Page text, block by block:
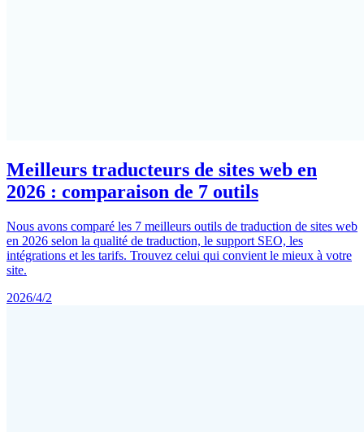
Meilleurs traducteurs de sites web en
2026 : comparaison de 7 outils
Nous avons comparé les 7 meilleurs outils de traduction de sites web
en 2026 selon la qualité de traduction, le support SEO, les
intégrations et les tarifs. Trouvez celui qui convient le mieux à votre
site.
2026/4/2